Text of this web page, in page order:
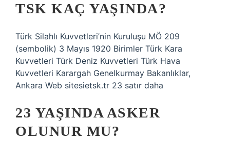
TSK KAÇ YAŞINDA?
Türk Silahlı Kuvvetleri’nin Kuruluşu MÖ 209
(sembolik) 3 Mayıs 1920 Birimler Türk Kara
Kuvvetleri Türk Deniz Kuvvetleri Türk Hava
Kuvvetleri Karargah Genelkurmay Bakanlıklar,
Ankara Web sitesietsk.tr 23 satır daha
23 YAŞINDA ASKER
OLUNUR MU?